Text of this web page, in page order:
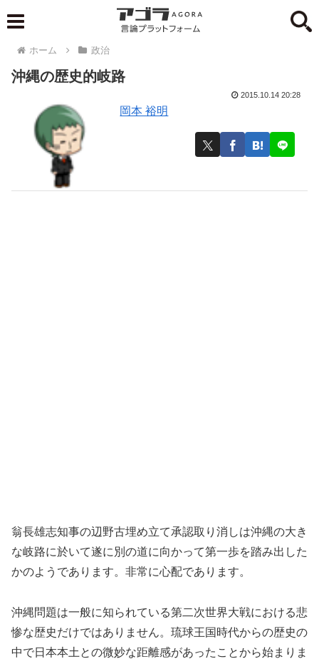
ホーム 政治
沖縄の歴史的岐路
岡本 裕明
2015.10.14 20:28
翁長雄志知事の辺野古埋め立て承認取り消しは沖縄の大き
な岐路に於いて遂に別の道に向かって第一歩を踏み出した
かのようであります。非常に心配であります。
沖縄問題は一般に知られている第二次世界大戦における悲
惨な歴史だけではありません。琉球王国時代からの歴史の
中で日本本土との微妙な距離感があったことから始まりま